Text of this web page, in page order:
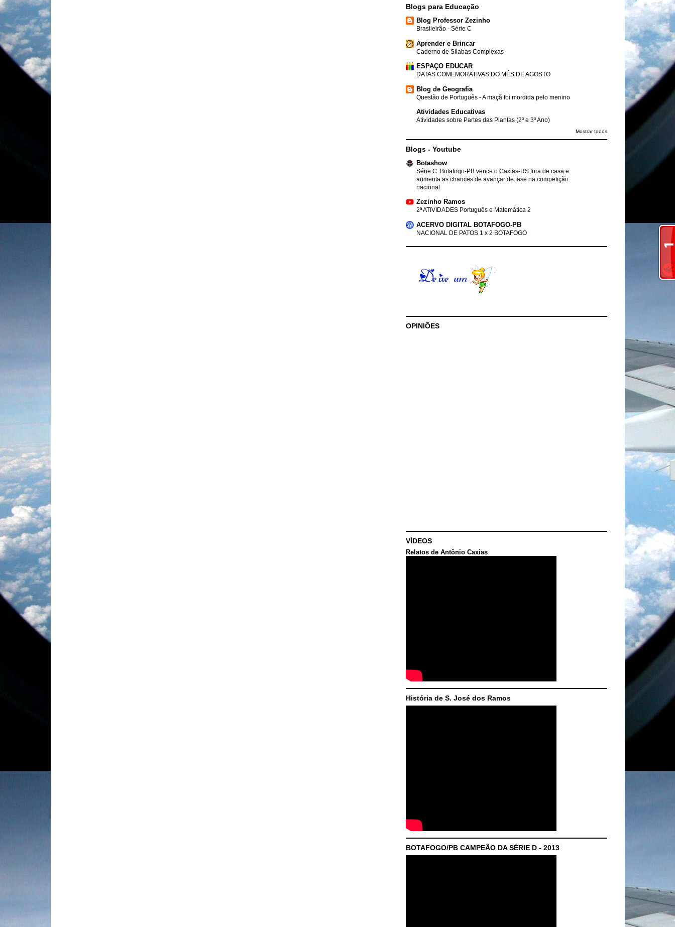
Blogs para Educação
Blog Professor Zezinho
Brasileirão - Série C
Aprender e Brincar
Caderno de Sílabas Complexas
ESPAÇO EDUCAR
DATAS COMEMORATIVAS DO MÊS DE AGOSTO
Blog de Geografia
Questão de Português - A maçã foi mordida pelo menino
Atividades Educativas
Atividades sobre Partes das Plantas (2º e 3º Ano)
Mostrar todos
Blogs - Youtube
Botashow
Série C: Botafogo-PB vence o Caxias-RS fora de casa e
aumenta as chances de avançar de fase na competição
nacional
Zezinho Ramos
2ª ATIVIDADES Português e Matemática 2
ACERVO DIGITAL BOTAFOGO-PB
NACIONAL DE PATOS 1 x 2 BOTAFOGO
OPINIÕES
VÍDEOS
Relatos de Antônio Caxias
História de S. José dos Ramos
BOTAFOGO/PB CAMPEÃO DA SÉRIE D - 2013